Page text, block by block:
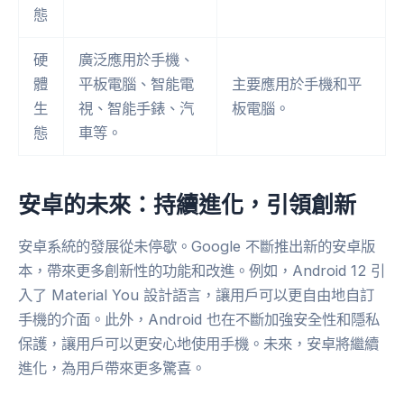
態
硬
體
生
態
廣泛應用於手機、
平板電腦、智能電
視、智能手錶、汽
車等。
主要應用於手機和平
板電腦。
安卓的未來：持續進化，引領創新
安卓系統的發展從未停歇。Google 不斷推出新的安卓版
本，帶來更多創新性的功能和改進。例如，Android 12 引
入了 Material You 設計語言，讓用戶可以更自由地自訂
手機的介面。此外，Android 也在不斷加強安全性和隱私
保護，讓用戶可以更安心地使用手機。未來，安卓將繼續
進化，為用戶帶來更多驚喜。